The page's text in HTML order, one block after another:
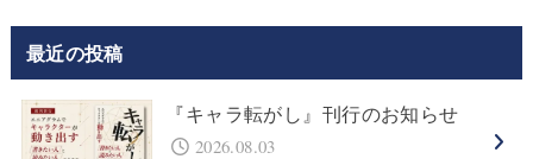
最近の投稿
『キャラ転がし』刊行のお知らせ
2026.08.03